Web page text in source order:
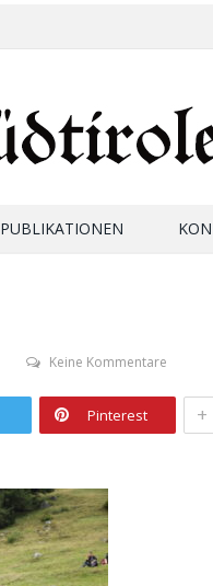
PUBLIKATIONEN
Keine Kommentare
Pinterest +